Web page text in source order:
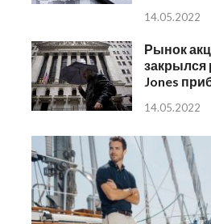
14.05.2022
Рынок
закрылся
Jones
14.05.2022